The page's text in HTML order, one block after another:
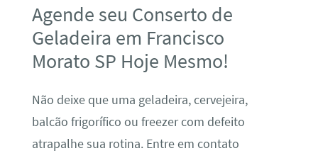
Agende seu Conserto de
Geladeira em Francisco
Morato SP Hoje Mesmo!
Não deixe que uma geladeira, cervejeira,
balcão frigorífico ou freezer com defeito
atrapalhe sua rotina. Entre em contato